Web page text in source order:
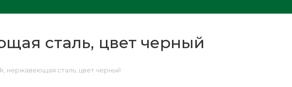
сталь, цвет черный
нержавеющая сталь, цвет черный